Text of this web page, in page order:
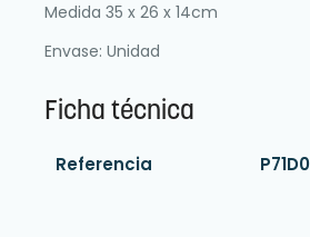
Medida 35 x 26 x 14cm
Envase: Unidad
Ficha técnica
Referencia